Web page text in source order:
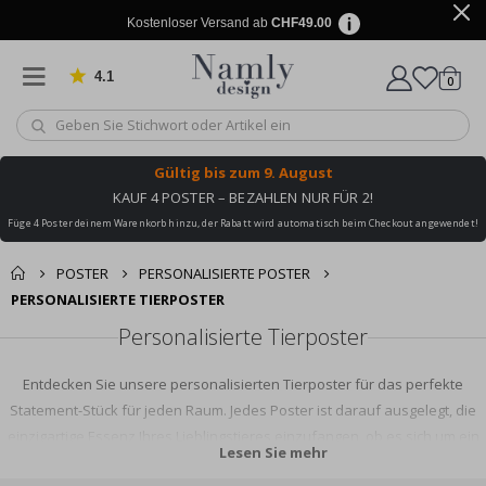
Kostenloser Versand ab CHF49.00
4.1 von 1029 Bewertungen
Wagen
0
Gültig bis zum 9. August
KAUF 4 POSTER – BEZAHLEN NUR FÜR 2!
Füge 4 Poster deinem Warenkorb hinzu, der Rabatt wird automatisch beim Checkout angewendet!
POSTER
PERSONALISIERTE POSTER
PERSONALISIERTE TIERPOSTER
Personalisierte Tierposter
Entdecken Sie unsere personalisierten Tierposter für das perfekte
Statement-Stück für jeden Raum. Jedes Poster ist darauf ausgelegt, die
geliebtes Haustier oder ein majestätisches Tier aus der Wildnis handelt.
Lesen Sie mehr